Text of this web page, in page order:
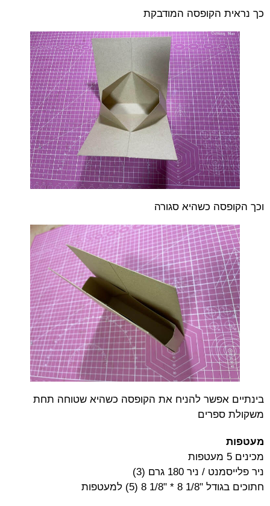
כך נראית הקופסה המודבקת
וכך הקופסה כשהיא סגורה
בינתיים אפשר להניח את הקופסה כשהיא שטוחה תחת
משקולת ספרים
מעטפות
מכינים 5 מעטפות
ניר פלייסמנט / ניר 180 גרם (3)
חתוכים בגודל "1/8 8 * "1/8 8 (5) למעטפות